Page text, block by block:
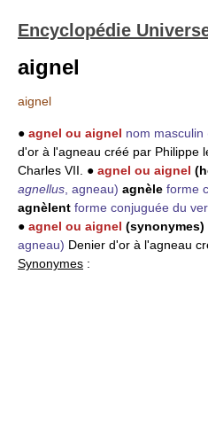
Encyclopédie
aignel
aignel
● agnel ou aignel nom masculin
d'or à l'agneau créé par Philippe
Charles VII. ● agnel ou aignel
agnellus , agneau) agnèle forme
agnèlent forme conjuguée du
● agnel ou aignel (synonymes)
agneau) Denier d'or à l'agneau
Synonymes :